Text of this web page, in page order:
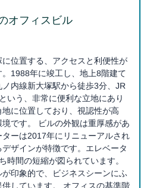
オフィスビル
位置する、アクセスと利便性が
1988年に竣工し、地上8階建て
内線新大塚駅から徒歩3分、JR
いう、非常に便利な立地にあり
に位置しており、視認性が高
です。 ビルの外観は重厚感があ
ーは2017年にリニューアルされ
ザインが特徴です。エレベータ
時間の短縮が図られています。
印象的で、ビジネスシーンにふ
しています。 オフィスの基準階